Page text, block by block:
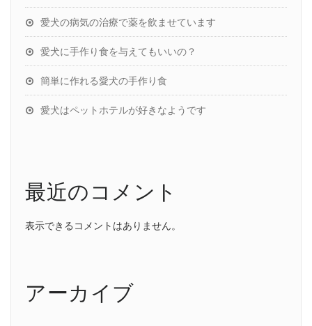
愛犬の病気の治療で薬を飲ませています
愛犬に手作り食を与えてもいいの？
簡単に作れる愛犬の手作り食
愛犬はペットホテルが好きなようです
最近のコメント
表示できるコメントはありません。
アーカイブ